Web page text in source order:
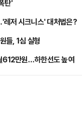
탄'
저 시크니스' 대처법은?
들, 1심 실형
612만원…하한선도 높여